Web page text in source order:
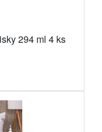
294 ml 4 ks